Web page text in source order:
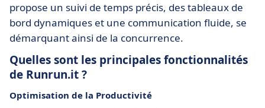
propose un suivi de temps précis, des tableaux de
bord dynamiques et une communication fluide, se
démarquant ainsi de la concurrence.
Quelles sont les principales fonctionnalités
de Runrun.it ?
Optimisation de la Productivité